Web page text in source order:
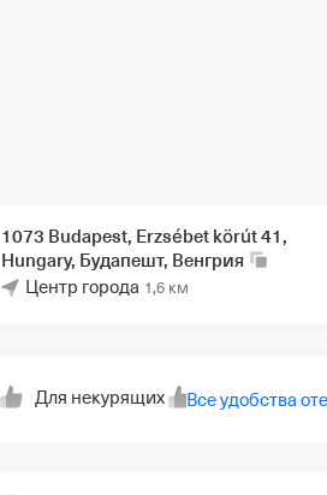
1073 Budapest, Erzsébet körút 41,
Hungary, Будапешт, Венгрия
Центр города 1,6 км
Для некурящих Отопление
Все удобства